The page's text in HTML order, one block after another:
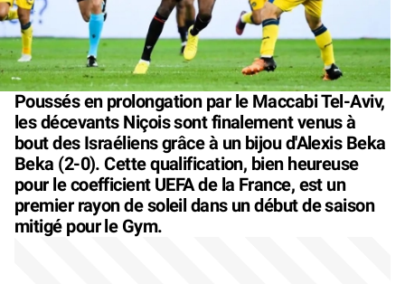
Poussés en prolongation par le Maccabi Tel-Aviv,
les décevants Niçois sont finalement venus à
bout des Israéliens grâce à un bijou d'Alexis Beka
Beka (2-0). Cette qualification, bien heureuse
pour le coefficient UEFA de la France, est un
premier rayon de soleil dans un début de saison
mitigé pour le Gym.